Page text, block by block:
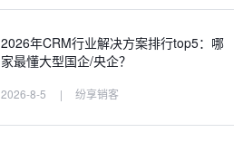
2026年CRM行业解决方案排行top5：哪
家最懂大型国企/央企？
2026-8-5 | 纷享销客